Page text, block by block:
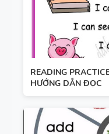
READING
HƯỚNG DẪN ĐỌC